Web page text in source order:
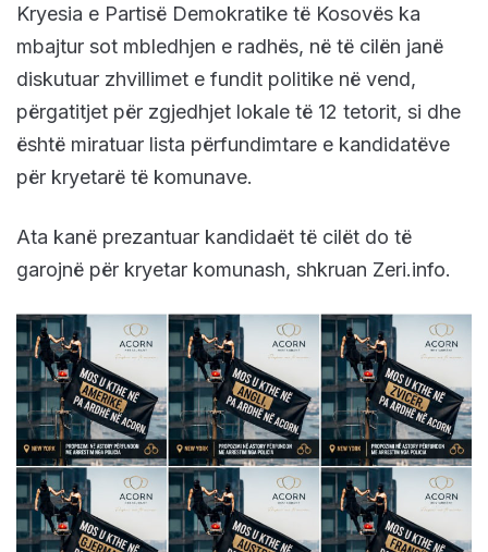
Kryesia e Partisë Demokratike të Kosovës ka
mbajtur sot mbledhjen e radhës, në të cilën janë
diskutuar zhvillimet e fundit politike në vend,
përgatitjet për zgjedhjet lokale të 12 tetorit, si dhe
është miratuar lista përfundimtare e kandidatëve
për kryetarë të komunave.
Ata kanë prezantuar kandidaët të cilët do të
garojnë për kryetar komunash, shkruan Zeri.info.